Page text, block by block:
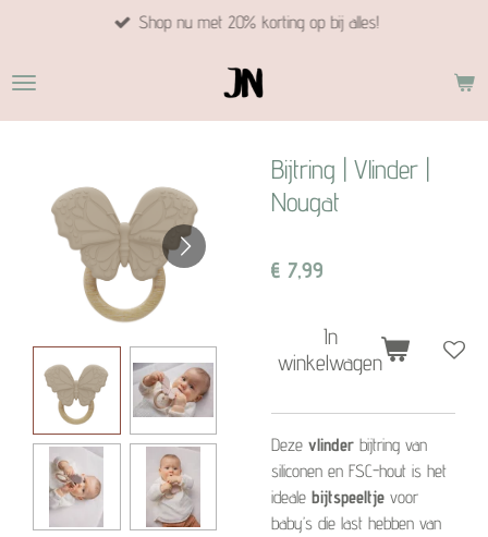
naar
hoofdinhoud
Shop nu met 20% korting op bij alles!
Bijtring | Vlinder |
Nougat
€ 7,99
In
winkelwagen
Deze vlinder bijtring van
siliconen en FSC-hout is het
ideale bijtspeeltje voor
baby’s die last hebben van